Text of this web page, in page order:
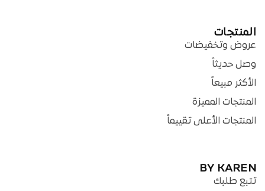
المنتجات
عروض وتخفيضات
وصل حديثاً
الأكثر مبيعاً
المنتجات المميزة
المنتجات الأعلى تقييماً
BY KAREN
تتبع طلبك